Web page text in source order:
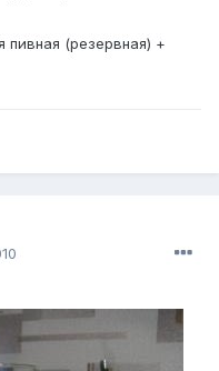
(резервная) +